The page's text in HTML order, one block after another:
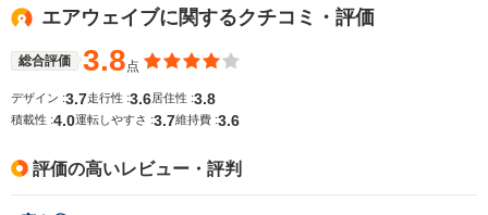
エアウェイブに関するクチコミ・評価
総合評価 3.8点
デザイン :3.7走行性 :3.6居住性 :3.8
積載性 :4.0運転しやすさ :3.7維持費 :3.6
評価の高いレビュー・評判